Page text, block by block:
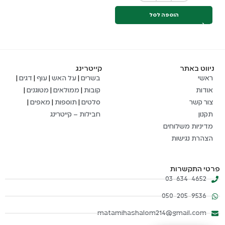
הוספה לסל
ניווט באתר
ראשי
אודות
צור קשר
תקנון
מדיניות משלוחים
הצהרת נגישות
קייטרינג
בשרים |על האש |עוף דגים
קובות
ממולאים מטוגנים
סלטים |תוספות מאפים
חבילות – קייטרינג
פרטי התקשרות
03-634-4652
050-205-9536
matamihashalom214@gmail.com